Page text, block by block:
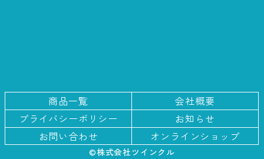
商品一覧
会社概要
プライバシーポリシー
お知らせ
お問い合わせ
オンラインショップ
©株式会社ツインクル